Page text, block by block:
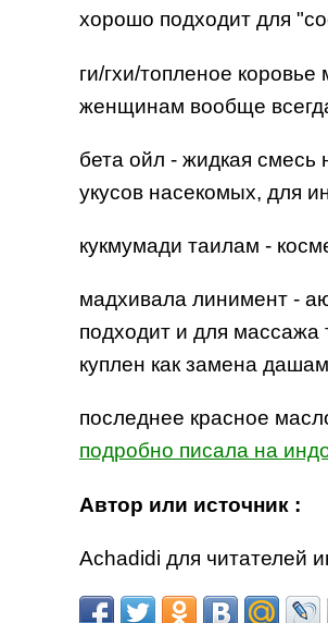
хорошо подходит для
ги/гхи/топленое
женщинам вообще
бета ойл - жидкая
укусов насекомых, для
кукмумади таилам -
мадхивала линимент -
подходит и для
куплен как замена
последнее красное
подробно писала на
Автор или источник :
Achadidi для читателей